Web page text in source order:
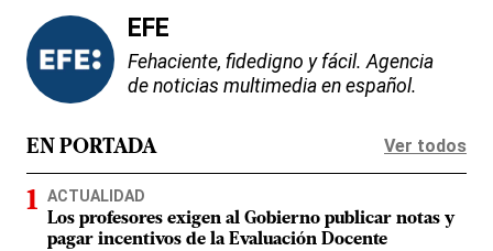
EFE
Fehaciente, fidedigno y fácil. Agencia
de noticias multimedia en español.
EN PORTADA Ver todos
ACTUALIDAD
Los profesores exigen al Gobierno publicar notas y
pagar incentivos de la Evaluación Docente